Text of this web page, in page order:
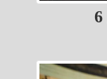
أسعار الأسمنت اليوم الخميس 6